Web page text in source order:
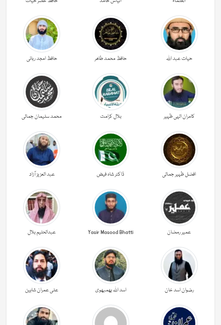
حیات عبد اللہ حافظ محمد طاھر حافظ امجد ربانی
کامران الہی ظہیر بلال کرامت محمد سلیمان جمالی
افضل ظہیر جمالی ڈاکٹر شاہ فیض عبد العزیز آزاد
عمیر رمضان Yasir Masood Bhatti عبدالحليم بلال
رضوان اسد خان اسد اللہ بھمبھوی علی عمران شاہین